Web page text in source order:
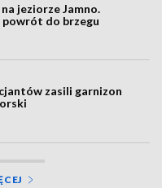
jeziorze Jamno.
powrót do brzegu
zasili garnizon